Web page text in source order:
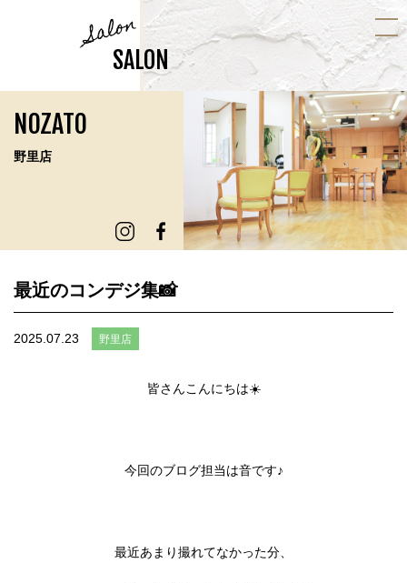
Salon
SALON
NOZATO
野里店
最近のコンデジ集📸
2025.07.23 野里店
皆さんこんにちは☀️
今回のブログ担当は音です♪
最近あまり撮れてなかった分、